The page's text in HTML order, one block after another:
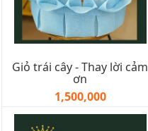
Giỏ trái cây - Thay lời cảm
ơn
1,500,000